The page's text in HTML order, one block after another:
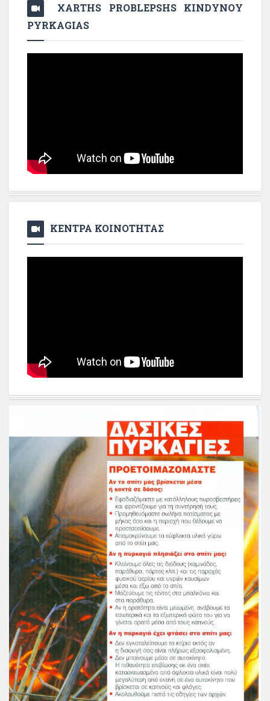
XARTHS PROBLEPSHS KINDYNOY
PYRKAGIAS
ΚΕΝΤΡΑ ΚΟΙΝΟΤΗΤΑΣ